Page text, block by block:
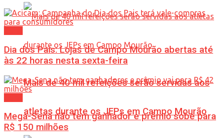
Mais de 40 mil refeições serão servidas aos
atletas durante os JEPs em Campo Mourão
Dia dos Pais: Lojas de Campo Mourão abertas até
às 22 horas nesta sexta-feira
Mega-Sena não tem ganhador e prêmio sobe para
R$ 150 milhões